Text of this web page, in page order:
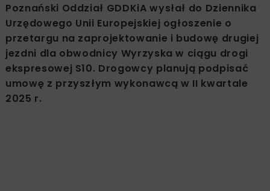
Poznański Oddział GDDKiA wysłał do Dziennika
Urzędowego Unii Europejskiej ogłoszenie o
przetargu na zaprojektowanie i budowę drugiej
jezdni dla obwodnicy Wyrzyska w ciągu drogi
ekspresowej S10. Drogowcy planują podpisać
umowę z przyszłym wykonawcą w II kwartale
2025 r.